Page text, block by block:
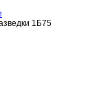
1Б75